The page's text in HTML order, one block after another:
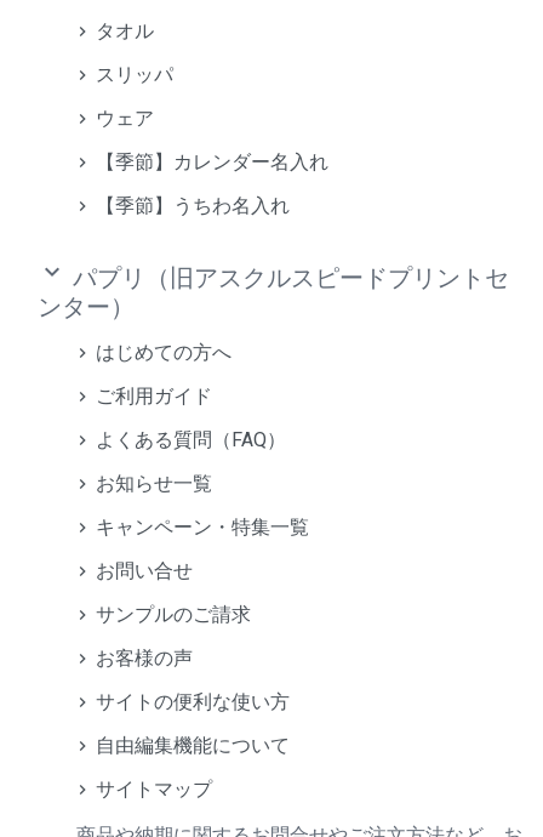
タオル
スリッパ
ウェア
【季節】カレンダー名入れ
【季節】うちわ名入れ
keyboard_arrow_down パプリ（旧アスクルスピードプリントセ
ンター）
はじめての方へ
ご利用ガイド
よくある質問（FAQ）
お知らせ一覧
キャンペーン・特集一覧
お問い合せ
サンプルのご請求
お客様の声
サイトの便利な使い方
自由編集機能について
サイトマップ